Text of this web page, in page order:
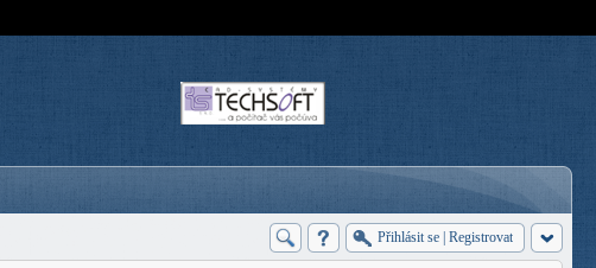
Přihlásit se Registrovat